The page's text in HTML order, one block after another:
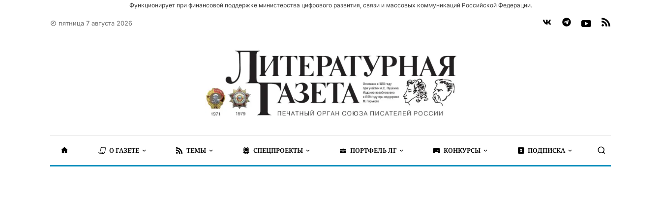
Функционирует при финансовой поддержке министерства цифрового развития, связи и массовых коммуникаций Российской Федерации.
пятница 7 августа 2026
О ГАЗЕТЕ ТЕМЫ СПЕЦПРОЕКТЫ ПОРТФЕЛЬ ЛГ КОНКУРСЫ ПОДПИСКА